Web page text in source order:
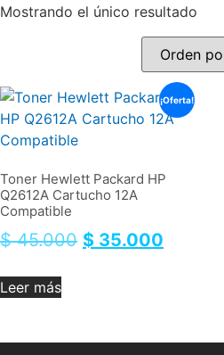
Mostrando el único resultado
¡Oferta!
Toner Hewlett Packard HP
Q2612A Cartucho 12A
Compatible
$45.000 $ 35.000
Leer más